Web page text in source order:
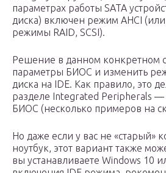
параметрах работы SATA
диска) включен режим AHCI
режимы RAID, SCSI).
Решение в данном конкретном
параметры БИОС и изменить
диска на IDE. Как правило, это
разделе Integrated Peripherals —
БИОС (несколько примеров на
Но даже если у вас не «старый»
ноутбук, этот вариант также
вы устанавливаете Windows 10